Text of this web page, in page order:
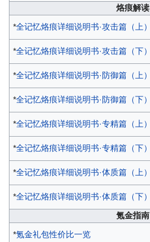
烙痕解读
*全记忆烙痕详细说明书·攻击篇（上）
*全记忆烙痕详细说明书·攻击篇（下）
*全记忆烙痕详细说明书·防御篇（上）
*全记忆烙痕详细说明书·防御篇（下）
*全记忆烙痕详细说明书·专精篇（上）
*全记忆烙痕详细说明书·专精篇（下）
*全记忆烙痕详细说明书·体质篇（上）
*全记忆烙痕详细说明书·体质篇（下）
氪金指南
*氪金礼包性价比一览